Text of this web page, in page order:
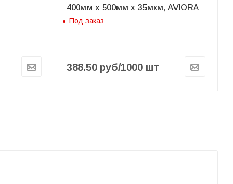
400мм х 500мм х 35мкм, AVIORA
Под заказ
388.50 руб/1000 шт